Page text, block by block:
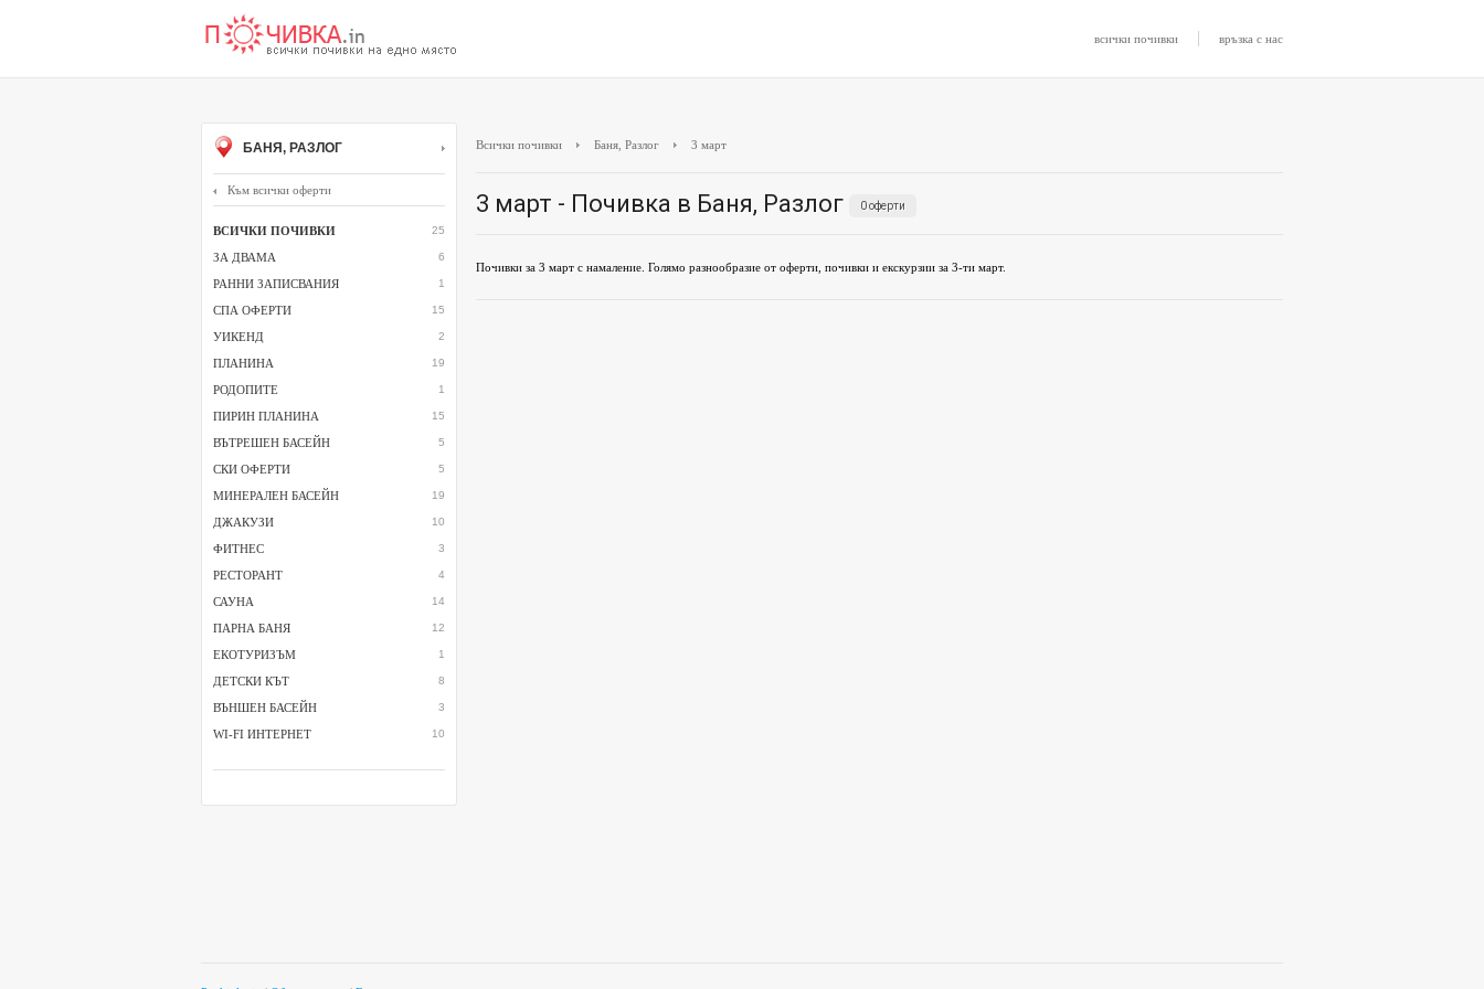
всички почивки | връзка с нас
БАНЯ, РАЗЛОГ
Към всички оферти
ВСИЧКИ ПОЧИВКИ 25
ЗА ДВАМА 6
РАННИ ЗАПИСВАНИЯ 1
СПА ОФЕРТИ 15
УИКЕНД 2
ПЛАНИНА 19
РОДОПИТЕ 1
ПИРИН ПЛАНИНА 15
ВЪТРЕШЕН БАСЕЙН 5
СКИ ОФЕРТИ 5
МИНЕРАЛЕН БАСЕЙН 19
ДЖАКУЗИ 10
ФИТНЕС 3
РЕСТОРАНТ 4
САУНА 14
ПАРНА БАНЯ 12
ЕКОТУРИЗЪМ 1
ДЕТСКИ КЪТ 8
ВЪНШЕН БАСЕЙН 3
WI-FI ИНТЕРНЕТ 10
Всички почивки Баня, Разлог 3 март
3 март - Почивка в Баня, Разлог 0 оферти
Почивки за 3 март с намаление. Голямо разнообразие от оферти, почивки и екскурзии за 3-ти март.